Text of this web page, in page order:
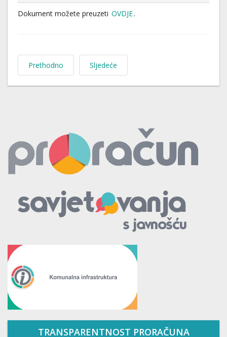
Dokument možete preuzeti OVDJE.
Prethodno Sljedeće
TRANSPARENTNOST PRORAČUNA